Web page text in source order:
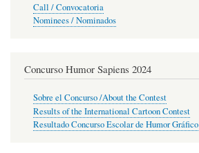
Call / Convocatoria
Nominees / Nominados
Concurso Humor Sapiens 2024
Sobre el Concurso /About the Contest
Results of the International Cartoon Contest
Resultado Concurso Escolar de Humor Gráfico